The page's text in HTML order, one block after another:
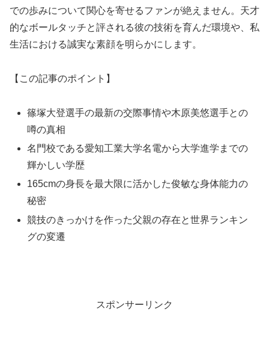
での歩みについて関心を寄せるファンが絶えません。天才
的なボールタッチと評される彼の技術を育んだ環境や、私
生活における誠実な素顔を明らかにします。
【この記事のポイント】
篠塚大登選手の最新の交際事情や木原美悠選手との
噂の真相
名門校である愛知工業大学名電から大学進学までの
輝かしい学歴
165cmの身長を最大限に活かした俊敏な身体能力の
秘密
競技のきっかけを作った父親の存在と世界ランキン
グの変遷
スポンサーリンク